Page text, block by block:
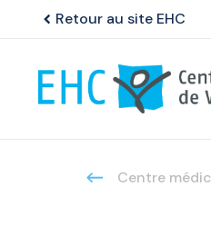
chevron_left Retour au site EHC
Centre